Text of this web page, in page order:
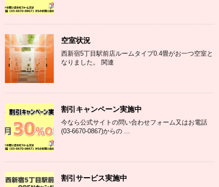
空室状況
西新宿5丁目駅前店ルームタイプ0.4畳がお一つ空室と
なりました。 関連
割引キャンペーン実施中
今なら公式サイトの問い合わせフォーム又はお電話
(03-6670-0867)からの ...
割引サービス実施中